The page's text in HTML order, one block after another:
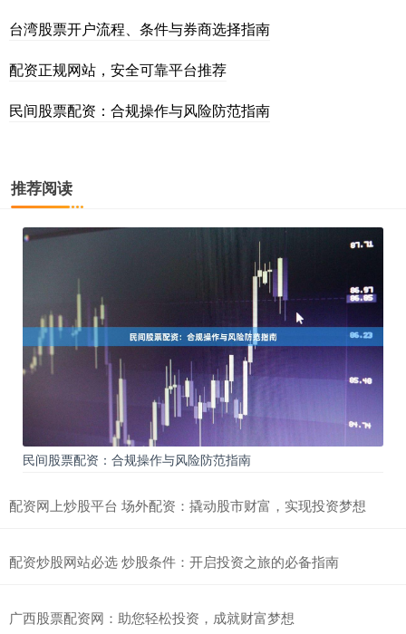
台湾股票开户流程、条件与券商选择指南
配资正规网站，安全可靠平台推荐
民间股票配资：合规操作与风险防范指南
推荐阅读
民间股票配资：合规操作与风险防范指南
配资网上炒股平台 场外配资：撬动股市财富，实现投资梦想
配资炒股网站必选 炒股条件：开启投资之旅的必备指南
广西股票配资网：助您轻松投资，成就财富梦想